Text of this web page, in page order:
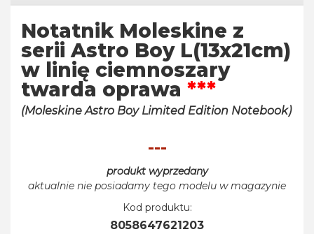
Notatnik Moleskine z
serii Astro Boy L(13x21cm)
w linię ciemnoszary
twarda oprawa ***
(Moleskine Astro Boy Limited Edition Notebook)
---
produkt wyprzedany
aktualnie nie posiadamy tego modelu w magazynie
Kod produktu:
8058647621203